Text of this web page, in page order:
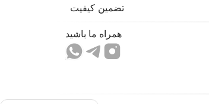
تضمین کیفیت
همراه ما باشید